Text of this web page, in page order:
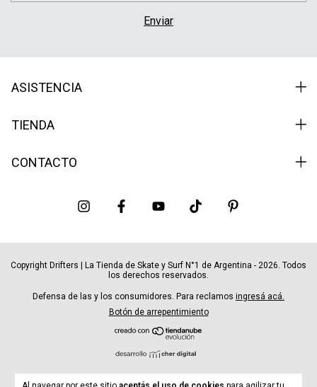
ASISTENCIA
TIENDA
CONTACTO
Copyright Drifters | La Tienda de Skate y Surf N°1 de Argentina - 2026. Todos
los derechos reservados.
Defensa de las y los consumidores. Para reclamos ingresá acá.
Botón de arrepentimiento